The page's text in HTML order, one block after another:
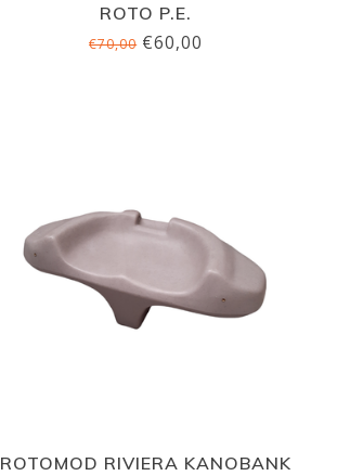
ROTO P.E.
€70,00€60,00
ROTOMOD RIVIERA KANOBANK